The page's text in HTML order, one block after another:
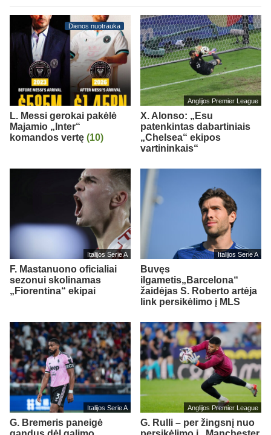
Dienos nuotrauka
L. Messi gerokai pakėlė
Majamio „Inter“
komandos vertę (10)
Anglijos Premier League
X. Alonso: „Esu
patenkintas dabartiniais
„Chelsea“ ekipos
vartininkais“
Italijos Serie A
F. Mastanuono oficialiai
sezonui skolinamas
„Fiorentina“ ekipai
Italijos Serie A
Buvęs
ilgametis„Barcelona“
žaidėjas S. Roberto artėja
link persikėlimo į MLS
Italijos Serie A
G. Bremeris paneigė
Anglijos Premier League
G. Rulli – per žingsnį nuo